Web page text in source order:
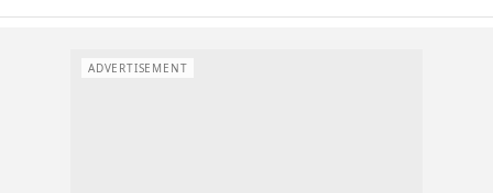
ADVERTISEMENT